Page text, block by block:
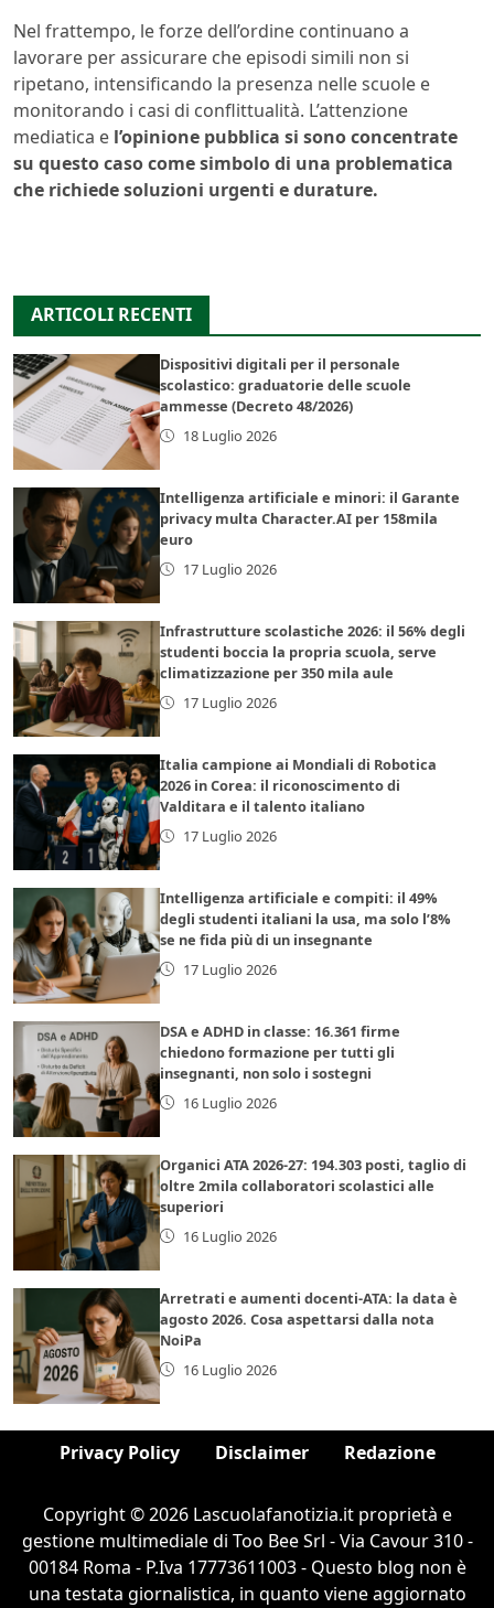
Nel frattempo, le forze dell’ordine continuano a
lavorare per assicurare che episodi simili non si
ripetano, intensificando la presenza nelle scuole e
monitorando i casi di conflittualità. L’attenzione
mediatica e l’opinione pubblica si sono concentrate
su questo caso come simbolo di una problematica
che richiede soluzioni urgenti e durature.
ARTICOLI RECENTI
Dispositivi digitali per il personale
scolastico: graduatorie delle scuole
ammesse (Decreto 48/2026)
18 Luglio 2026
Intelligenza artificiale e minori: il Garante
privacy multa Character.AI per 158mila
euro
17 Luglio 2026
Infrastrutture scolastiche 2026: il 56% degli
studenti boccia la propria scuola, serve
climatizzazione per 350 mila aule
17 Luglio 2026
Italia campione ai Mondiali di Robotica
2026 in Corea: il riconoscimento di
Valditara e il talento italiano
17 Luglio 2026
Intelligenza artificiale e compiti: il 49%
degli studenti italiani la usa, ma solo l’8%
se ne fida più di un insegnante
17 Luglio 2026
DSA e ADHD in classe: 16.361 firme
chiedono formazione per tutti gli
insegnanti, non solo i sostegni
16 Luglio 2026
Organici ATA 2026-27: 194.303 posti, taglio di
oltre 2mila collaboratori scolastici alle
superiori
16 Luglio 2026
Arretrati e aumenti docenti-ATA: la data è
agosto 2026. Cosa aspettarsi dalla nota
NoiPa
16 Luglio 2026
Privacy Policy Disclaimer Redazione
Copyright © 2026 Lascuolafanotizia.it proprietà e
gestione multimediale di Too Bee Srl - Via Cavour 310 -
00184 Roma - P.Iva 17773611003 - Questo blog non è
una testata giornalistica, in quanto viene aggiornato